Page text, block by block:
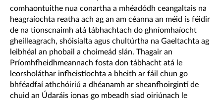
comhaontuithe nua conartha a mhéadódh ceangaltais na
heagraíochta reatha ach ag an am céanna an méid is féidir
de na tionscnaimh atá tábhachtach do ghníomhaíocht
gheilleagrach, shóisialta agus chultúrtha na Gaeltachta ag
leibhéal an phobail a choimeád slán. Thagair an
Príomhfheidhmeannach fosta don tábhacht atá le
leorsholáthar infheistíochta a bheith ar fáil chun go
bhféadfaí athchóiriú a dhéanamh ar sheanfhoirgintí de
chuid an Údaráis ionas go mbeadh siad oiriúnach le